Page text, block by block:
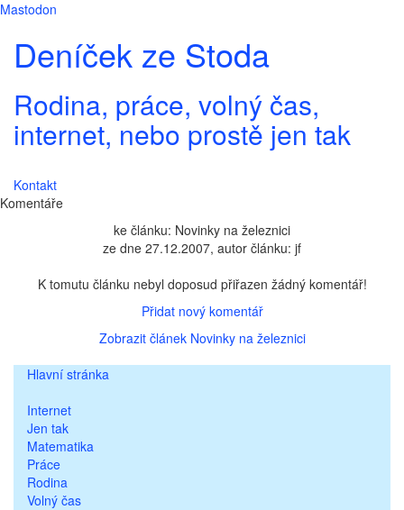
Mastodon
Deníček ze Stoda
Rodina, práce, volný čas,
internet, nebo prostě jen tak
Kontakt
Komentáře
ke článku: Novinky na železnici
ze dne 27.12.2007, autor článku: jf
K tomutu článku nebyl doposud přiřazen žádný komentář!
Přidat nový komentář
Zobrazit článek Novinky na železnici
Hlavní stránka
Internet
Jen tak
Matematika
Práce
Rodina
Volný čas